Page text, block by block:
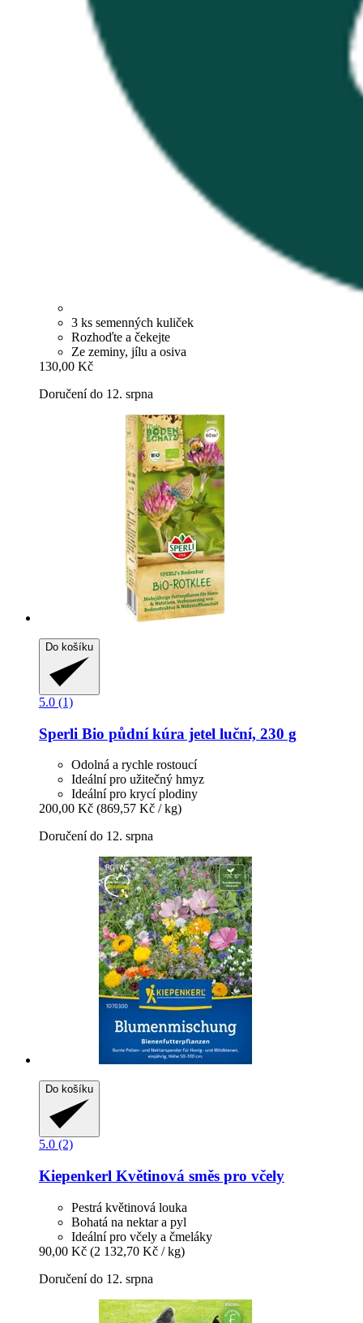
3 ks semenných kuliček
Rozhoďte a čekejte
Ze zeminy, jílu a osiva
130,00 Kč
Doručení do 12. srpna
Do košíku
5.0 (1)
Sperli Bio půdní kúra jetel luční, 230 g
Odolná a rychle rostoucí
Ideální pro užitečný hmyz
Ideální pro krycí plodiny
200,00 Kč (869,57 Kč / kg)
Doručení do 12. srpna
Do košíku
5.0 (2)
Kiepenkerl Květinová směs pro včely
Pestrá květinová louka
Bohatá na nektar a pyl
Ideální pro včely a čmeláky
90,00 Kč (2 132,70 Kč / kg)
Doručení do 12. srpna